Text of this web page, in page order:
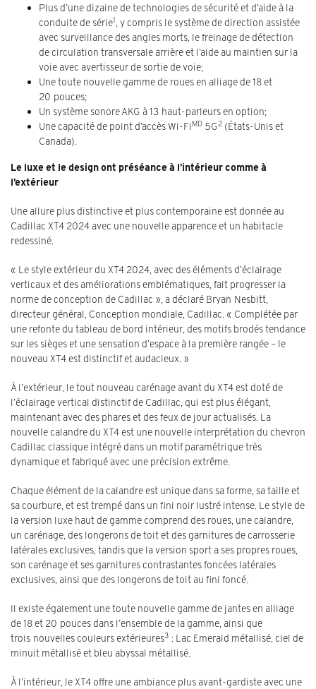
Plus d’une dizaine de technologies de sécurité et d’aide à la
conduite de série1, y compris le système de direction assistée
avec surveillance des angles morts, le freinage de détection
de circulation transversale arrière et l’aide au maintien sur la
voie avec avertisseur de sortie de voie;
Une toute nouvelle gamme de roues en alliage de 18 et
20 pouces;
Un système sonore AKG à 13 haut-parleurs en option;
Une capacité de point d’accès Wi-FiMD 5G2 (États-Unis et
Canada).
Le luxe et le design ont préséance à l’intérieur comme à
l’extérieur
Une allure plus distinctive et plus contemporaine est donnée au
Cadillac XT4 2024 avec une nouvelle apparence et un habitacle
redessiné.
« Le style extérieur du XT4 2024, avec des éléments d’éclairage
verticaux et des améliorations emblématiques, fait progresser la
norme de conception de Cadillac », a déclaré Bryan Nesbitt,
directeur général, Conception mondiale, Cadillac. « Complétée par
une refonte du tableau de bord intérieur, des motifs brodés tendance
sur les sièges et une sensation d’espace à la première rangée – le
nouveau XT4 est distinctif et audacieux. »
À l’extérieur, le tout nouveau carénage avant du XT4 est doté de
l’éclairage vertical distinctif de Cadillac, qui est plus élégant,
maintenant avec des phares et des feux de jour actualisés. La
nouvelle calandre du XT4 est une nouvelle interprétation du chevron
Cadillac classique intégré dans un motif paramétrique très
dynamique et fabriqué avec une précision extrême.
Chaque élément de la calandre est unique dans sa forme, sa taille et
sa courbure, et est trempé dans un fini noir lustré intense. Le style de
la version luxe haut de gamme comprend des roues, une calandre,
un carénage, des longerons de toit et des garnitures de carrosserie
latérales exclusives, tandis que la version sport a ses propres roues,
son carénage et ses garnitures contrastantes foncées latérales
exclusives, ainsi que des longerons de toit au fini foncé.
Il existe également une toute nouvelle gamme de jantes en alliage
de 18 et 20 pouces dans l’ensemble de la gamme, ainsi que
trois nouvelles couleurs extérieures3 : Lac Emerald métallisé, ciel de
minuit métallisé et bleu abyssal métallisé.
À l’intérieur, le XT4 offre une ambiance plus avant-gardiste avec une